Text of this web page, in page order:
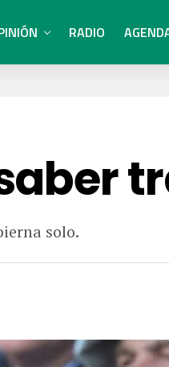
RADIO
solo.